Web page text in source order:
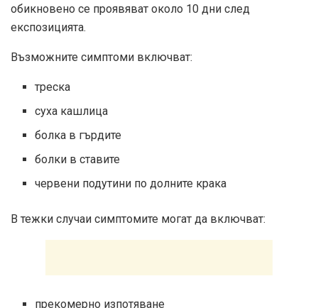
обикновено се проявяват около 10 дни след
експозицията.
Възможните симптоми включват:
треска
суха кашлица
болка в гърдите
болки в ставите
червени подутини по долните крака
В тежки случаи симптомите могат да включват:
прекомерно изпотяване